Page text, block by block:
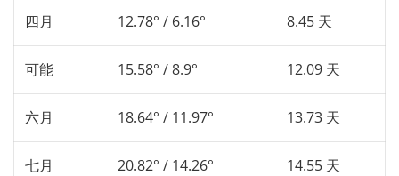
四月 12.78° / 6.16° 8.45 天
可能 15.58° / 8.9° 12.09 天
六月 18.64° / 11.97° 13.73 天
七月 20.82° / 14.26° 14.55 天